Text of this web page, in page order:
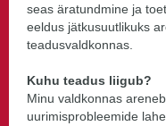
seas äratundmine ja
eeldus jätkusuutlikuks
teadusvaldkonnas.
Kuhu teadus liigub?
Minu valdkonnas
uurimisprobleemide